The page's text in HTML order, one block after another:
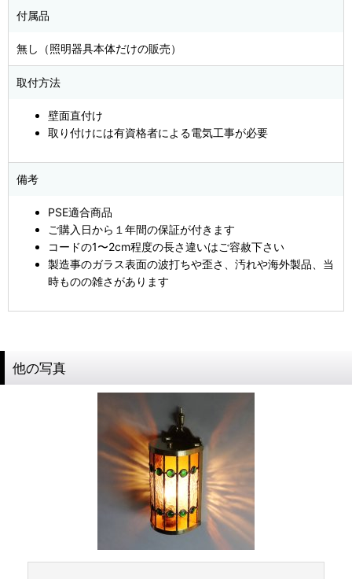
付属品
無し（照明器具本体だけの販売）
取付方法
壁面直付け
取り付けには有資格者による電気工事が必要
備考
PSE適合商品
ご購入日から１年間の保証が付きます
コードの1〜2cm程度の長さ違いはご容赦下さい
製造事のガラス表面の波打ちや歪さ、汚れや海外製品、当
時ものの雑さがあります
他の写真